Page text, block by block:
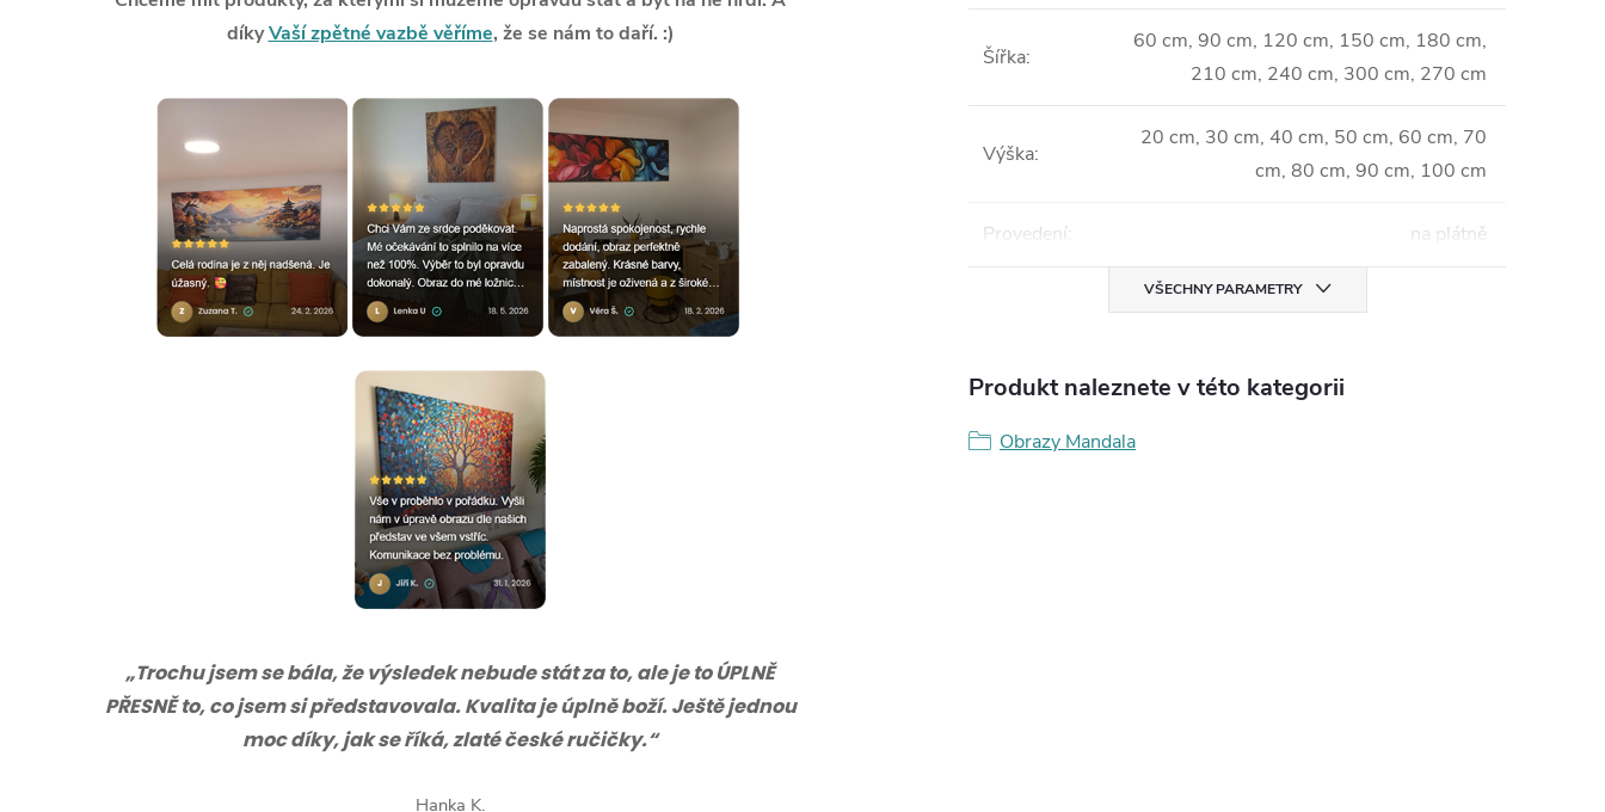
díkyVaší zpětné vazbě věříme, že se nám to daří. :)
„Trochu jsem se bála, že výsledek nebude stát za to, ale je to ÚPLNĚ
PŘESNĚ to, co jsem si představovala. Kvalita je úplně boží. Ještě jednou
moc díky, jak se říká, zlaté české ručičky.“
Hanka K.
Šířka:
60 cm, 90 cm, 120 cm, 150 cm, 180 cm,
210 cm, 240 cm, 300 cm, 270 cm
Výška:
20 cm, 30 cm, 40 cm, 50 cm, 60 cm, 70
cm, 80 cm, 90 cm, 100 cm
Provedení: na plátně
VŠECHNY PARAMETRY
Produkt naleznete v této kategorii
Obrazy Mandala